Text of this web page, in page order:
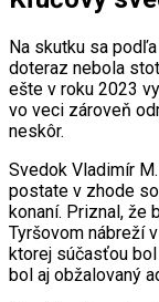
Na skutku sa
doteraz nebola
ešte v roku 2023
vo veci zároveň
neskôr.
Svedok Vladimír
postate v zhode
konaní. Priznal, že
Tyršovom nábreží
ktorej súčasťou
bol aj obžalovaný